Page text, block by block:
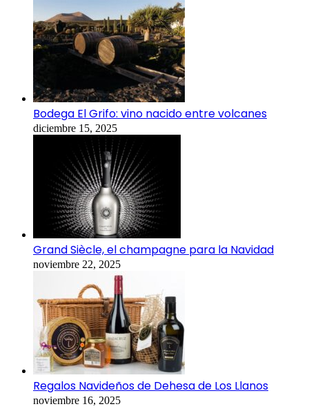
Bodega El Grifo: vino nacido entre volcanes
diciembre 15, 2025
Grand Siècle, el champagne para la Navidad
noviembre 22, 2025
Regalos Navideños de Dehesa de Los Llanos
noviembre 16, 2025